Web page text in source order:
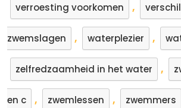
verroesting voorkomen ,
zwemslagen , waterplezier ,
zelfredzaamheid in het water ,
en c , zwemlessen , zwemmers